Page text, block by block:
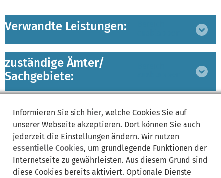
Verwandte Leistungen:
zuständige Ämter/
Sachgebiete:
Bereich
ausklappen
Lebenslagen:
Informieren Sie sich hier, welche Cookies Sie auf
unserer Webseite akzeptieren. Dort können Sie auch
jederzeit die Einstellungen ändern. Wir nutzen
essentielle Cookies, um grundlegende Funktionen der
Internetseite zu gewährleisten. Aus diesem Grund sind
diese Cookies bereits aktiviert. Optionale Dienste